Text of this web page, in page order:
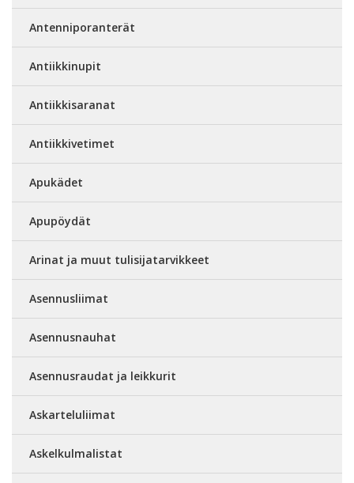
Antenniporanterät
Antiikkinupit
Antiikkisaranat
Antiikkivetimet
Apukädet
Apupöydät
Arinat ja muut tulisijatarvikkeet
Asennusliimat
Asennusnauhat
Asennusraudat ja leikkurit
Askarteluliimat
Askelkulmalistat